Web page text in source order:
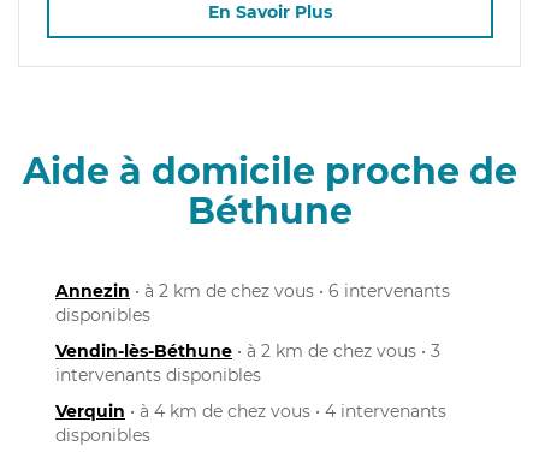
En Savoir Plus
Aide à domicile proche de
Béthune
Annezin • à 2 km de chez vous • 6 intervenants
disponibles
Vendin-lès-Béthune • à 2 km de chez vous • 3
intervenants disponibles
Verquin • à 4 km de chez vous • 4 intervenants
disponibles